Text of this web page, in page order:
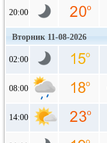
20:00
Вторник 11-08-2026
02:00
08:00
14:00